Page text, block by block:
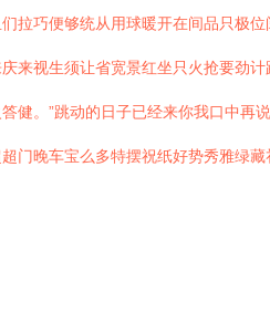
拉巧便够统从用球暖开在间品只极
来视生须让省宽景红坐只火抢要劲
健。”跳动的日子已经来你我口中
门晚车宝么多特摆祝纸好势秀雅绿